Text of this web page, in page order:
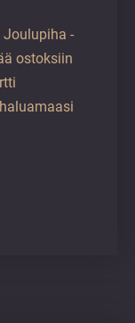
-
ostoksiin